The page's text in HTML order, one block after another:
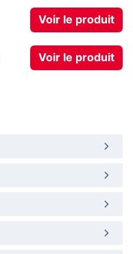
Voir le produit
Voir le produit